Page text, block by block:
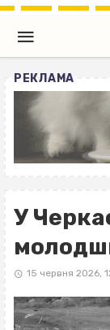
РЕКЛАМА
У
15 червня 2026,